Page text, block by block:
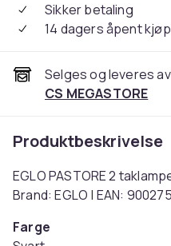
Sikker betaling
14 dagers åpent kjøp
Selges og leveres av
CS MEGASTORE
Produktbeskrivelse
EGLO PASTORE 2
Brand: EGLO | EAN:
Farge